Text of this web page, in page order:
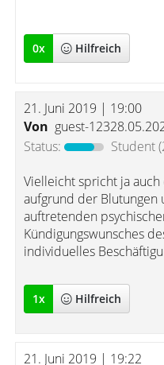
0x Hilfreich
21. Juni 2019 | 19:00
Von guest-
Status:
Student
Vielleicht spricht ja
aufgrund der Blutungen
auftretenden
Kündigungswunsches
individuelles
1x Hilfreich
21. Juni 2019 | 19:22